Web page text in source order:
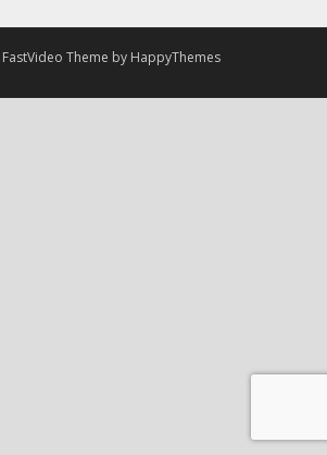
FastVideo Theme by HappyThemes